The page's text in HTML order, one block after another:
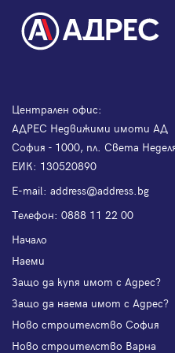
Централен офис:
АДРЕС Недвижими имоти АД
София - 1000, пл. Света
ЕИК: 130520890
Е-mail: address@address.bg
Телефон: 0888 11 22 00
Начало
Наеми
Защо да купя имот с Адрес?
Защо да наема имот с Адрес?
Ново строителство София
Ново строителство Варна